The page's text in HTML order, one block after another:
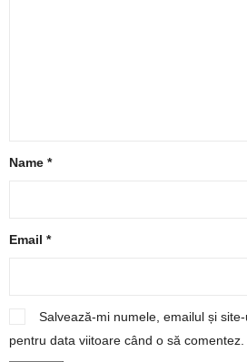
Name *
Email *
Salvează-mi numele, emailul și
pentru data viitoare când o să comentez.